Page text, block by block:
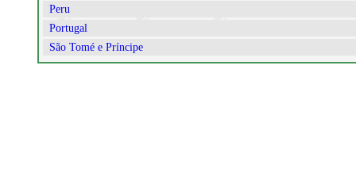
Peru
Portugal
São Tomé e Príncipe